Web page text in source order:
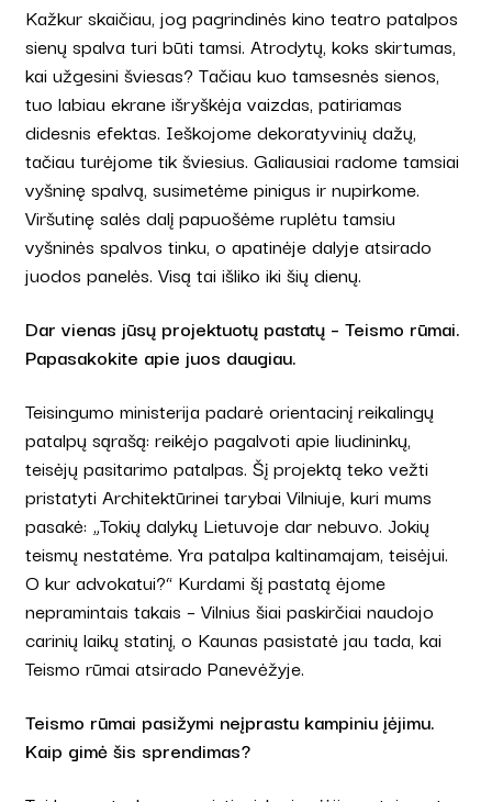
Kažkur skaičiau, jog pagrindinės kino teatro patalpos
sienų spalva turi būti tamsi. Atrodytų, koks skirtumas,
kai užgesini šviesas? Tačiau kuo tamsesnės sienos,
tuo labiau ekrane išryškėja vaizdas, patiriamas
didesnis efektas. Ieškojome dekoratyvinių dažų,
tačiau turėjome tik šviesius. Galiausiai radome tamsiai
vyšninę spalvą, susimetėme pinigus ir nupirkome.
Viršutinę salės dalį papuošėme ruplėtu tamsiu
vyšninės spalvos tinku, o apatinėje dalyje atsirado
juodos panelės. Visą tai išliko iki šių dienų.
Dar vienas jūsų projektuotų pastatų – Teismo rūmai.
Papasakokite apie juos daugiau.
Teisingumo ministerija padarė orientacinį reikalingų
patalpų sąrašą: reikėjo pagalvoti apie liudininkų,
teisėjų pasitarimo patalpas. Šį projektą teko vežti
pristatyti Architektūrinei tarybai Vilniuje, kuri mums
pasakė: „Tokių dalykų Lietuvoje dar nebuvo. Jokių
teismų nestatėme. Yra patalpa kaltinamajam, teisėjui.
O kur advokatui?“ Kurdami šį pastatą ėjome
nepramintais takais – Vilnius šiai paskirčiai naudojo
carinių laikų statinį, o Kaunas pasistatė jau tada, kai
Teismo rūmai atsirado Panevėžyje.
Teismo rūmai pasižymi neįprastu kampiniu įėjimu.
Kaip gimė šis sprendimas?